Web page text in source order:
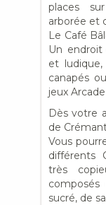
places
arborée et
Le Café
Un
et
canapés
jeux
Dès votre
de
Vous
différents
très
sucré, de